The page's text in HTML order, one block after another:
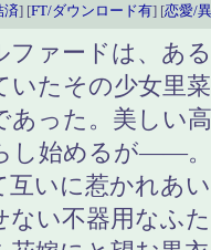
済] [FT/ダウンロード有] [恋愛/
ファードは、あ
いたその少女里
あった。美しい
し始めるが――
互いに惹かれあ
ない不器用なふ